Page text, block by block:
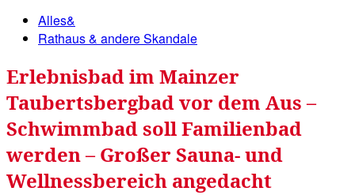
Alles&
Rathaus & andere Skandale
Erlebnisbad im Mainzer
Taubertsbergbad vor dem Aus –
Schwimmbad soll Familienbad
werden – Großer Sauna- und
Wellnessbereich angedacht